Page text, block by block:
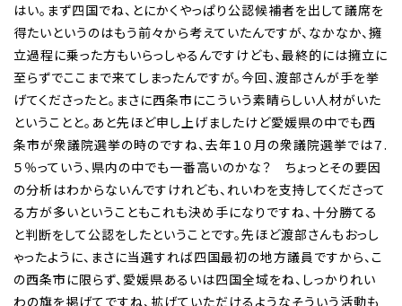
はい。まず四国でね、とにかくやっぱり公認候補者を出して議席を
得たいというのはもう前々から考えていたんですが、なかなか、擁
立過程に乗った方もいらっしゃるんですけども、最終的には擁立に
至らずでここまで来てしまったんですが。今回、渡部さんが手を挙
げてくださったと。まさに西条市にこういう素晴らしい人材がいた
ということと。あと先ほど申し上げましたけど愛媛県の中でも西
条市が衆議院選挙の時のですね、去年１０月の衆議院選挙では７.
５％っていう、県内の中でも一番高いのかな？ ちょっとその要因
の分析はわからないんですけれども、れいわを支持してくださって
る方が多いということもこれも決め手になりですね、十分勝てる
と判断をして公認をしたということです。先ほど渡部さんもおっし
ゃったように、まさに当選すれば四国最初の地方議員ですから、こ
の西条市に限らず、愛媛県あるいは四国全域をね、しっかりれい
わの旗を掲げてですね、拡げていただけるようなそういう活動も